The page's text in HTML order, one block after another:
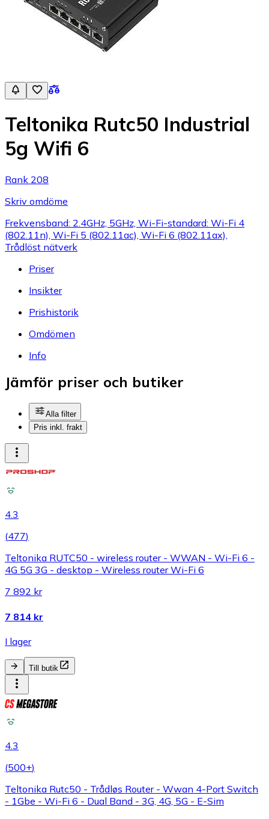
Teltonika Rutc50 Industrial
5g Wifi 6
Rank 208
Skriv omdöme
Frekvensband: 2.4GHz, 5GHz, Wi-Fi-standard: Wi-Fi 4
(802.11n), Wi-Fi 5 (802.11ac), Wi-Fi 6 (802.11ax),
Trådlöst nätverk
Priser
Insikter
Prishistorik
Omdömen
Info
Jämför priser och butiker
Alla filter
Pris inkl. frakt
4.3
(477)
Teltonika RUTC50 - wireless router - WWAN - Wi-Fi 6 -
4G 5G 3G - desktop - Wireless router Wi-Fi 6
7 892 kr
7 814 kr
I lager
Till butik
4.3
(500+)
Teltonika Rutc50 - Trådløs Router - Wwan 4-Port Switch
- 1Gbe - Wi-Fi 6 - Dual Band - 3G, 4G, 5G - E-Sim